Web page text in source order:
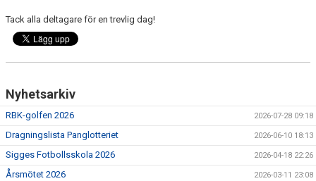
KALENDER
MAXI CUP 2025
Tack alla deltagare för en trevlig dag!
Nyhetsarkiv
RBK-golfen 2026 2026-07-28 09:18
Dragningslista Panglotteriet 2026-06-10 18:13
Sigges Fotbollsskola 2026 2026-04-18 22:26
Årsmötet 2026 2026-03-11 23:08